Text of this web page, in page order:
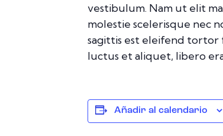
vestibulum. Nam ut elit
molestie scelerisque nec
sagittis est eleifend tortor
luctus et aliquet, libero
Añadir al calendario